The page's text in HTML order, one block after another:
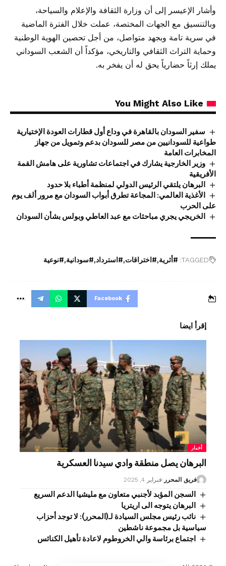
وأشار الإعيسر إلى أن وزارة الثقافة والإعلام والسياحة،
وبالتنسيق مع الجهات المختصة، عملت خلال الفترة الماضية
في سرية تامة وبجهد متواصل، من أجل تحصين الهوية الوطنية
وحماية التراث الثقافي والتاريخي، مؤكداً أن الشعب السوداني
يملك إرثاً حضارياً يحق له أن يفخر به.
You Might Also Like
سفير السودان بالقاهرة في وداع أول قطارات العودة الإختيارية
طواعية للسودانيين من مصر للسودان بدعم وتمويل من جهاز
المخابرات العامة
وزير الخارجية يشارك في اجتماعات تشاورية على هامش القمة
الأفريقية
البرهان يلتقي الرئيس الدولي لمنظمة أطباء بلا حدود
الأغذية العالمي: المجاعة تطرق أبواب السودان مع مرور ألف يوم
على الحرب
الخريجي يجري مباحثات مع عبد العاطي وبولس بشأن السودان
TAGGED: #أثرية #اختراقات #استرداد #سودانية #نوعية
Facebook
إقرأ ايضا
أخبار
البرهان يصل منطقة وادي سيدنا العسكرية
فريق المحرر فبراير 4, 2025
السجن المؤبد لأجنبي متعاون مع مليشيا الدعم السريع
البرهان يتوجه الى اريتريا
نائب رئيس مجلس السيادة لـ(المحرر): لا توجد أحزاب
سياسية بل مجموعة ناشطين
اجتماع برئاسة والي الخروطوم لاعادة تأهيل الكنائس